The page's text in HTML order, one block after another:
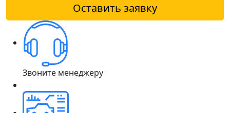
Оставить заявку
Звоните менеджеру